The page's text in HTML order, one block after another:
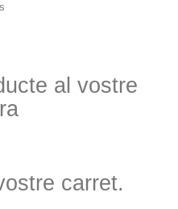
al vostre
carret.